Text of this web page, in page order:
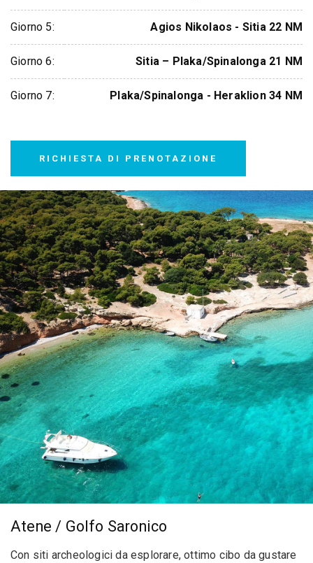
Giorno 5: Agios Nikolaos - Sitia 22 NM
Giorno 6: Sitia – Plaka/Spinalonga 21 NM
Giorno 7: Plaka/Spinalonga - Heraklion 34 NM
RICHIESTA DI PRENOTAZIONE
Atene / Golfo Saronico
Con siti archeologici da esplorare, ottimo cibo da gustare